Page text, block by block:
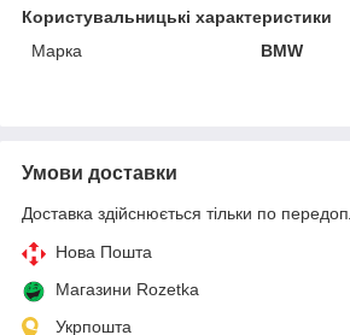
Користувальницькі характеристики
Марка
BMW
Умови доставки
Доставка здійснюється тільки по
Нова Пошта
Магазини Rozetka
Укрпошта